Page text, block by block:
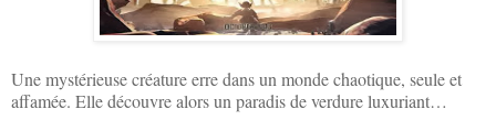
Une mystérieuse créature erre dans un monde chaotique, seule et
affamée. Elle découvre alors un paradis de verdure luxuriant…